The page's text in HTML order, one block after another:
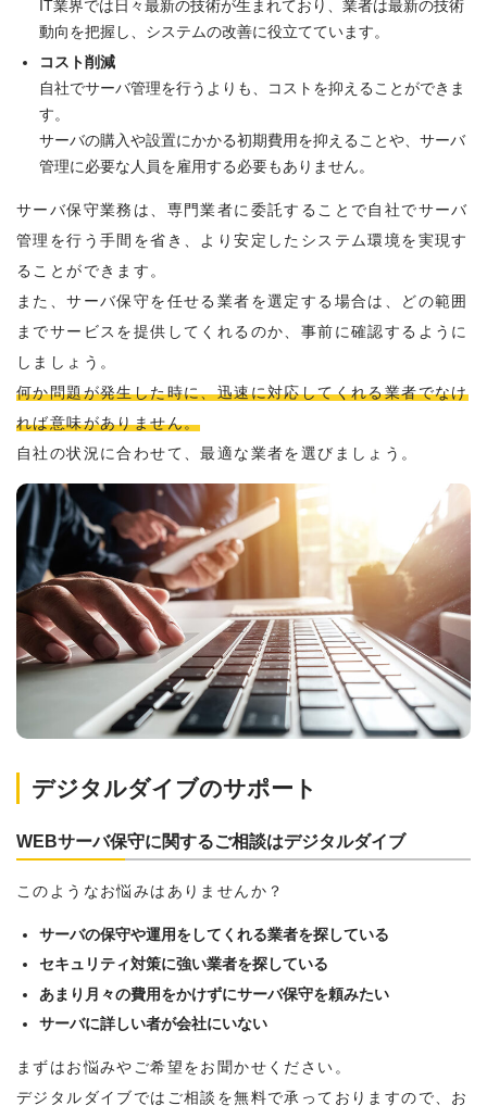
IT業界では日々最新の技術が生まれており、業者は最新の技術
動向を把握し、システムの改善に役立てています。
コスト削減
自社でサーバ管理を行うよりも、コストを抑えることができま
す。
サーバの購入や設置にかかる初期費用を抑えることや、サーバ
管理に必要な人員を雇用する必要もありません。
サーバ保守業務は、専門業者に委託することで自社でサーバ
管理を行う手間を省き、より安定したシステム環境を実現す
ることができます。
また、サーバ保守を任せる業者を選定する場合は、どの範囲
までサービスを提供してくれるのか、事前に確認するように
しましょう。
何か問題が発生した時に、迅速に対応してくれる業者でなけ
れば意味がありません。
自社の状況に合わせて、最適な業者を選びましょう。
デジタルダイブのサポート
WEBサーバ保守に関するご相談はデジタルダイブ
このようなお悩みはありませんか？
サーバの保守や運用をしてくれる業者を探している
セキュリティ対策に強い業者を探している
あまり月々の費用をかけずにサーバ保守を頼みたい
サーバに詳しい者が会社にいない
まずはお悩みやご希望をお聞かせください。
デジタルダイブではご相談を無料で承っておりますので、お